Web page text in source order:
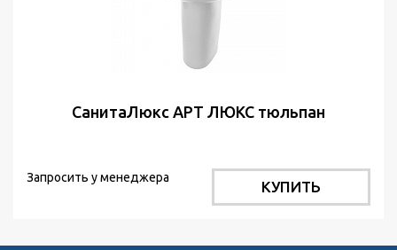
СанитаЛюкс АРТ ЛЮКС тюльпан
Запросить у менеджера
КУПИТЬ